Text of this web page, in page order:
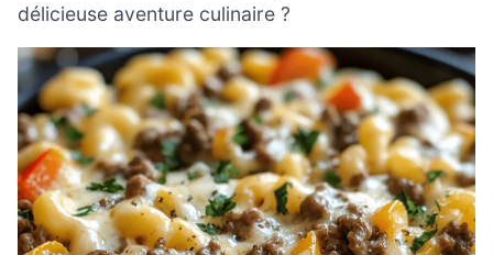
délicieuse aventure culinaire ?